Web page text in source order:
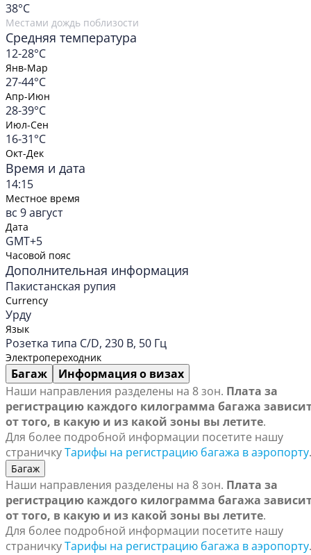
38°C
Местами дождь поблизости
Средняя температура
12-28°C
Янв-Мар
27-44°C
Апр-Июн
28-39°C
Июл-Сен
16-31°C
Окт-Дек
Время и дата
14:15
Местное время
вс 9 август
Дата
GMT+5
Часовой пояс
Дополнительная информация
Пакистанская рупия
Currency
Урду
Язык
Розетка типа C/D, 230 В, 50 Гц
Электропереходник
Багаж
Информация о визах
Наши направления разделены на 8 зон. Плата за
регистрацию каждого килограмма багажа
от того, в какую и из какой зоны вы летите.
Для более подробной информации посетите нашу
страничкуТарифы на регистрацию багажа в аэропорту.
Багаж
Наши направления разделены на 8 зон. Плата за
регистрацию каждого килограмма багажа
от того, в какую и из какой зоны вы летите.
Для более подробной информации посетите нашу
страничкуТарифы на регистрацию багажа в аэропорту.